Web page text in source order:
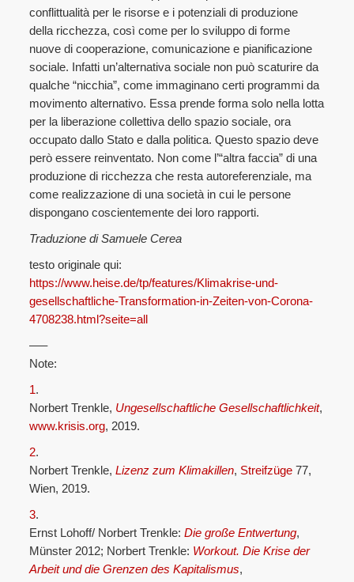
conflittualità per le risorse e i potenziali di produzione
della ricchezza, così come per lo sviluppo di forme
nuove di cooperazione, comunicazione e pianificazione
sociale. Infatti un’alternativa sociale non può scaturire da
qualche “nicchia”, come immaginano certi programmi da
movimento alternativo. Essa prende forma solo nella lotta
per la liberazione collettiva dello spazio sociale, ora
occupato dallo Stato e dalla politica. Questo spazio deve
però essere reinventato. Non come l’“altra faccia” di una
produzione di ricchezza che resta autoreferenziale, ma
come realizzazione di una società in cui le persone
dispongano coscientemente dei loro rapporti.
Traduzione di Samuele Cerea
testo originale qui:
https://www.heise.de/tp/features/Klimakrise-und-
gesellschaftliche-Transformation-in-Zeiten-von-Corona-
4708238.html?seite=all
—–
Note:
1.
Norbert Trenkle, Ungesellschaftliche Gesellschaftlichkeit,
www.krisis.org, 2019.
2.
Norbert Trenkle,Lizenz zum Klimakillen, Streifzüge 77,
Wien, 2019.
3.
Ernst Lohoff/ Norbert Trenkle:Die große Entwertung,
Münster 2012; Norbert Trenkle: Workout. Die Krise der
Arbeit und die Grenzen des Kapitalismus,